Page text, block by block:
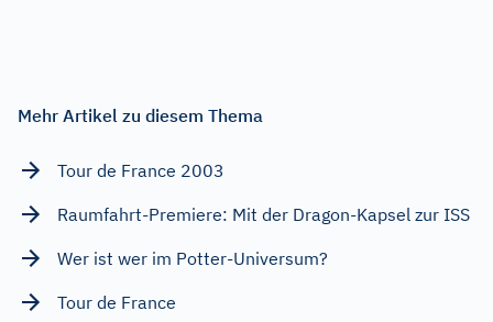
Mehr Artikel zu diesem Thema
Tour de France 2003
Raumfahrt-Premiere: Mit der Dragon-Kapsel zur ISS
Wer ist wer im Potter-Universum?
Tour de France